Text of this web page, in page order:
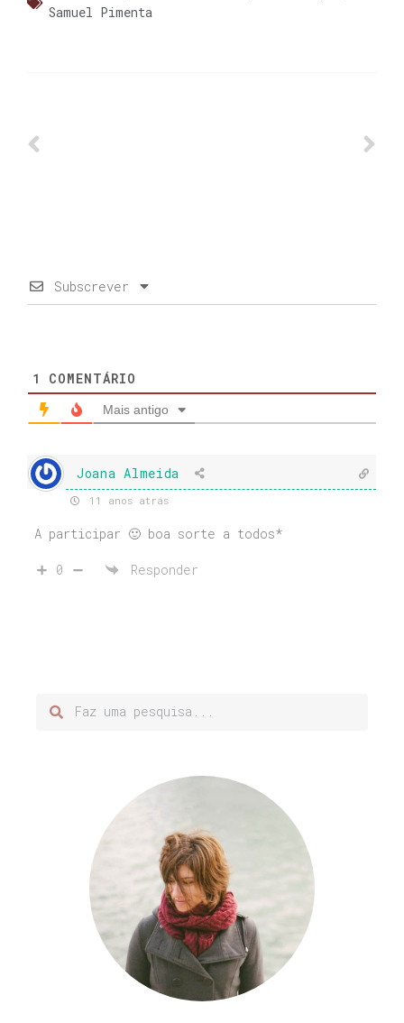
Samuel Pimenta
Subscrever
1 COMENTÁRIO
Mais antigo
Joana Almeida
11 anos atrás
A participar 🙂 boa sorte a todos*
0 Responder